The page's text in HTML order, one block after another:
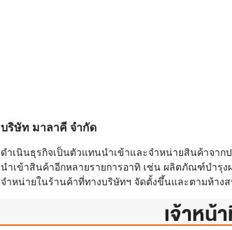
บริษัท มาลาคี จำกัด
ดำเนินธุรกิจเป็นตัวแทนนำเข้าและจำหน่ายสินค้าจากป
นำเข้าสินค้าอีกหลายรายการอาทิ เช่น ผลิตภัณฑ์บำรุง
จำหน่ายในร้านค้าที่ทางบริษัทฯ จัดตั้งขึ้นและตามห้าง
เจ้าหน้